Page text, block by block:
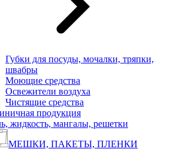
Губки для посуды, мочалки, тряпки,
швабры
Моющие средства
Освежители воздуха
Чистящие средства
продукция
жидкость, мангалы, решетки
МЕШКИ, ПАКЕТЫ, ПЛЕНКИ